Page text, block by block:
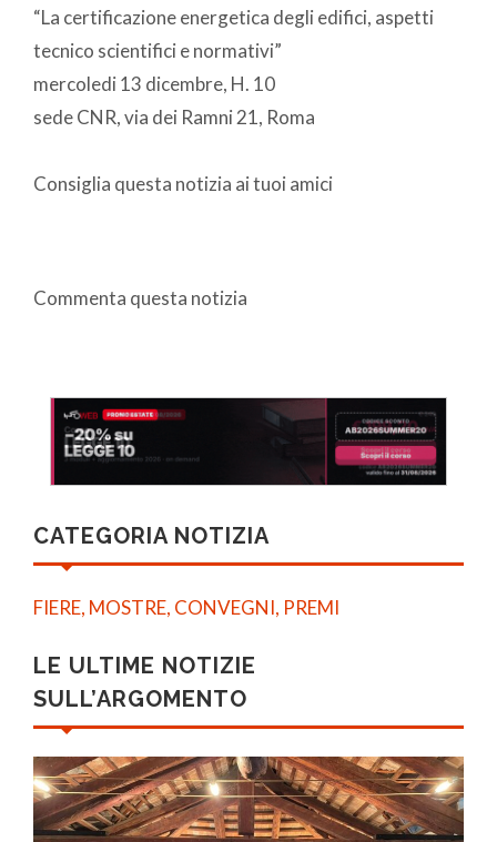
“La certificazione energetica degli edifici, aspetti
tecnico scientifici e normativi”
mercoledi 13 dicembre, H. 10
sede CNR, via dei Ramni 21, Roma
Consiglia questa notizia ai tuoi amici
Commenta questa notizia
CATEGORIA NOTIZIA
FIERE, MOSTRE, CONVEGNI, PREMI
LE ULTIME NOTIZIE
SULL’ARGOMENTO